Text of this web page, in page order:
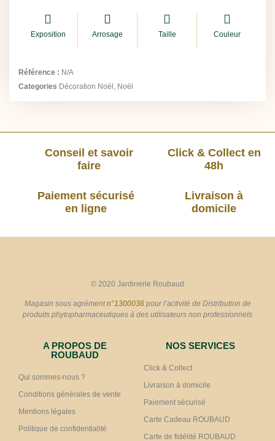
Exposition Arrosage Taille Couleur
Référence : N/A
Categories Décoration Noël Noël
Conseil et savoir
faire
Click & Collect en
48h
Paiement sécurisé
en ligne
Livraison à
domicile
© 2020 Jardinerie Roubaud
Magasin sous agrémentn°1300036pour l’activité de Distribution de
produits phytopharmaceutiques à des utilisateurs non professionnels
A PROPOS DE
ROUBAUD
Qui sommes-nous ?
Conditions générales de vente
Mentions légales
Politique de confidentialité
NOS SERVICES
Click & Collect
Livraison à domicile
Paiement sécurisé
Carte Cadeau ROUBAUD
Carte de fidélité ROUBAUD